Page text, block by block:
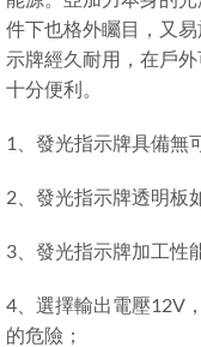
件下也格外矚目，又
示牌經久耐用，在戶
十分便利。
1、發光指示牌具備
2、發光指示牌透明
3、發光指示牌加工
4、選擇輸出電壓12V
的危險；